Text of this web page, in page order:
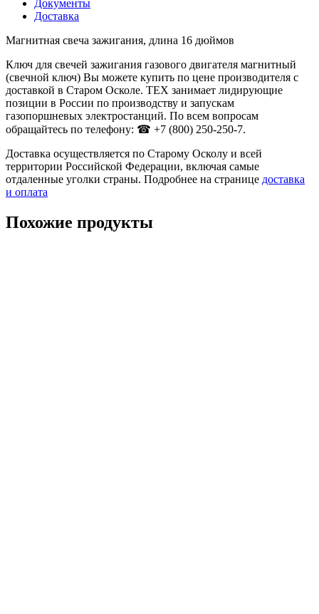
Документы
Доставка
Магнитная свеча зажигания, длина 16 дюймов
Ключ для свечей зажигания газового двигателя магнитный
(свечной ключ) Вы можете купить по цене производителя с
доставкой в Старом Осколе. ТЕХ занимает лидирующие
позиции в России по производству и запускам
газопоршневых электростанций. По всем вопросам
обращайтесь по телефону: ☎ +7 (800) 250-250-7.
Доставка осуществляется по Старому Осколу и всей
территории Российской Федерации, включая самые
отдаленные уголки страны. Подробнее на странице доставка
и оплата
Похожие продукты